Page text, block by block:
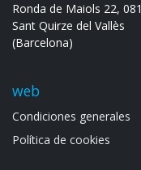
Ronda de Maiols 22,
Sant Quirze del Vallès
(Barcelona)
web
Condiciones generales
Política de cookies